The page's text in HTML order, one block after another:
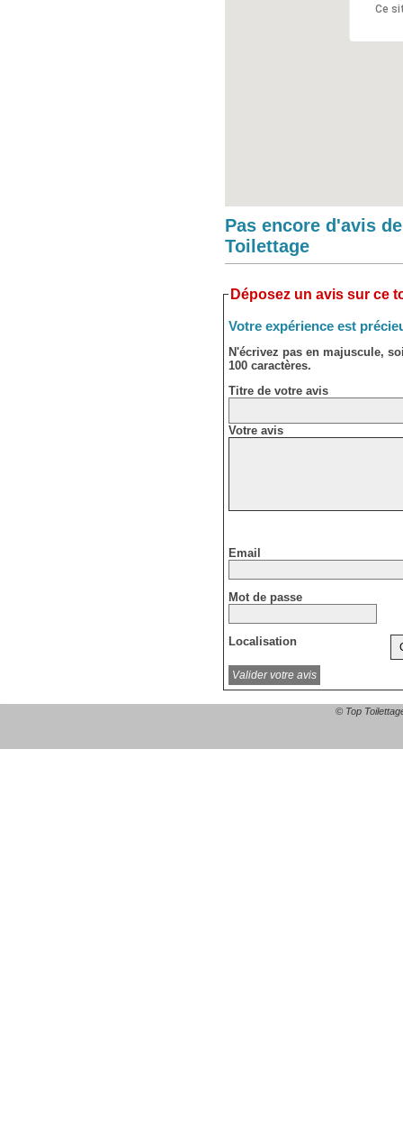
Ce
Pas encore d'avis
Toilettage
Déposez un avis sur ce
Votre expérience est
N'écrivez pas en majuscule,
100 caractères.
Titre de votre avis
Votre avis
Email
Mot de passe
Localisation
© Top